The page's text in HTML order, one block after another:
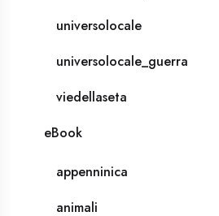
universolocale
universolocale_guerra
viedellaseta
eBook
appenninica
animali